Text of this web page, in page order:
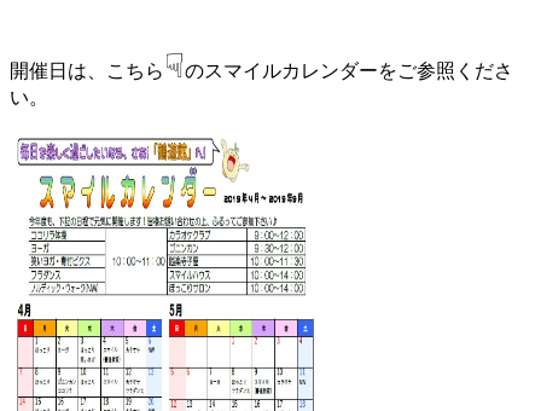
開催日は、こちら ☟のスマイルカレンダーをご参照くださ
い。